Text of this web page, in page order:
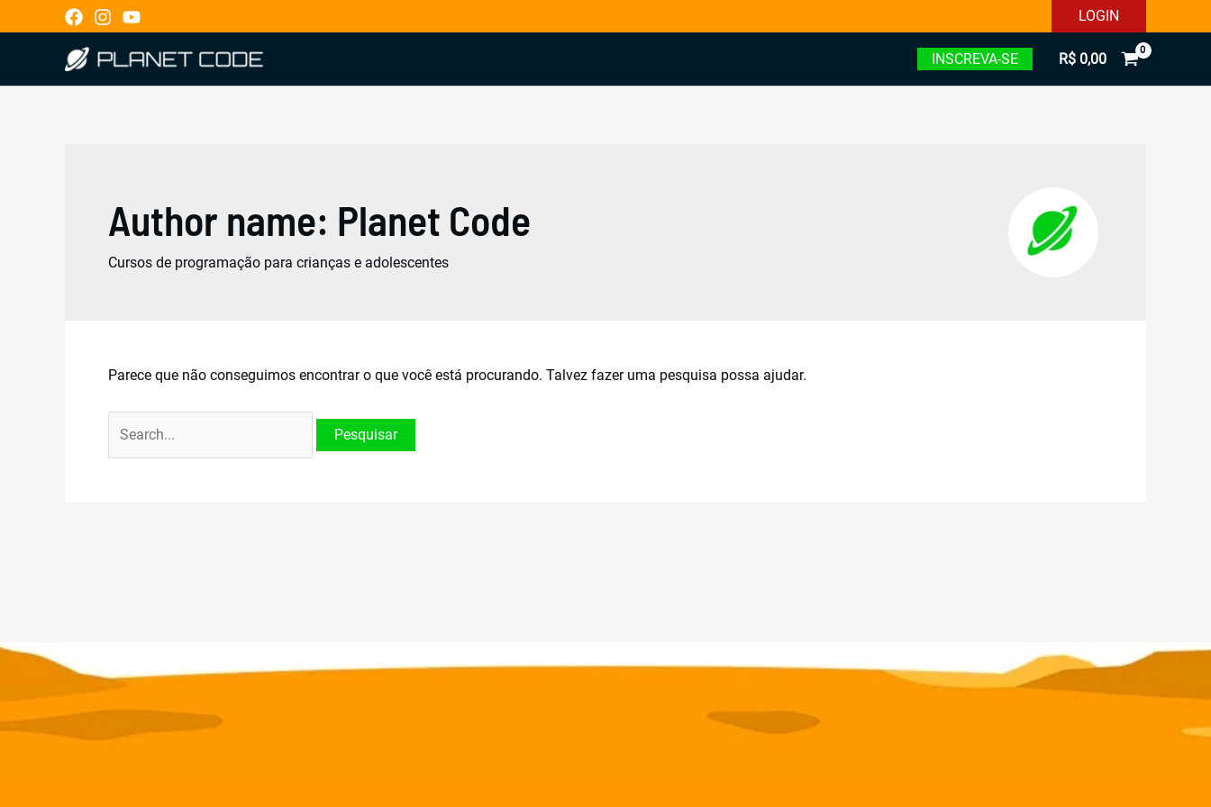
para
LOGIN
INSCREVA-SE R$0,00
Author name: Planet Code
Cursos de programação para crianças e adolescentes
Parece que não conseguimos encontrar o que você está procurando. Talvez fazer uma pesquisa possa ajudar.
Pesquisar
por: